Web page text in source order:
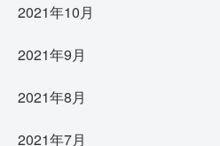
2021年10月
2021年9月
2021年8月
2021年7月